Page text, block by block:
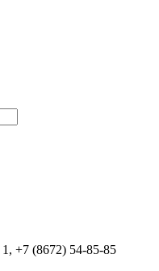
+7 (8672) 54-85-85